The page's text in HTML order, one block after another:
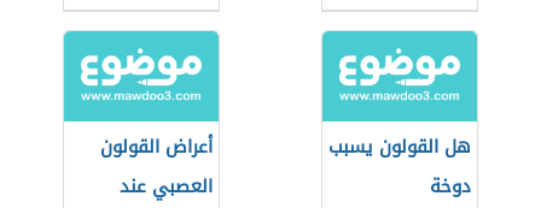
هل القولون يسبب
دوخة
أعراض القولون
العصبي عند